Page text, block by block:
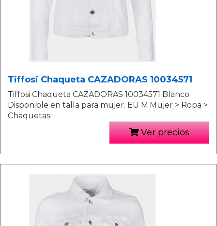
Tiffosi Chaqueta CAZADORAS 10034571
Tiffosi Chaqueta CAZADORAS 10034571 Blanco
Disponible en talla para mujer. EU M.Mujer > Ropa >
Chaquetas
Ver precios